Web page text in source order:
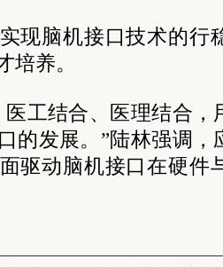
现脑机接口技术的行
培养。
医工结合、医理结合
的发展。”陆林强调
驱动脑机接口在硬件